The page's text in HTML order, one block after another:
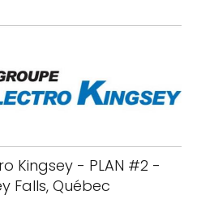
Kingsey - PLAN #2 -
Falls, Québec